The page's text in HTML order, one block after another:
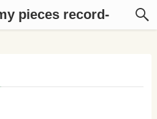
pieces record-